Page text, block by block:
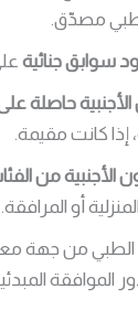
طبي مصدّق.
سوابق جنائية
حاصلة
إذا كانت مقيمة.
الأجنبية من
أو المرافقة.
من جهة
الموافقة